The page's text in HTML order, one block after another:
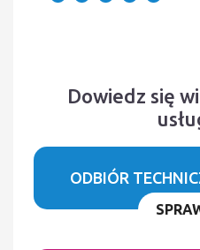
Dowiedz się
ODBIÓR